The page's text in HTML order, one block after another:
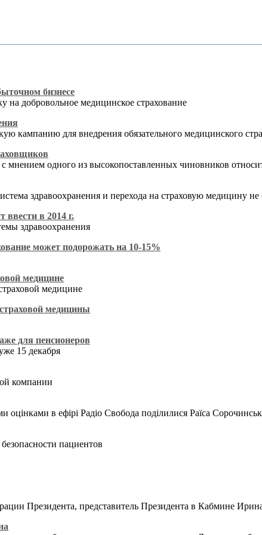
бизнесе
добровольное медицинское страхование
кампанию для внедрения обязательного медицинского
мнением одного из высокопоставленных чиновников
здравоохранения и перехода на страховую медицину не
ввести в 2014 г.
здравоохранения
может подорожать на 10-15%
медицине
медицине
медицины
для пенсионеров
15 декабря
компании
оцінками в ефірі Радіо Свобода поділилися Раїса
пациентов
Президента, представитель Президента в Кабмине